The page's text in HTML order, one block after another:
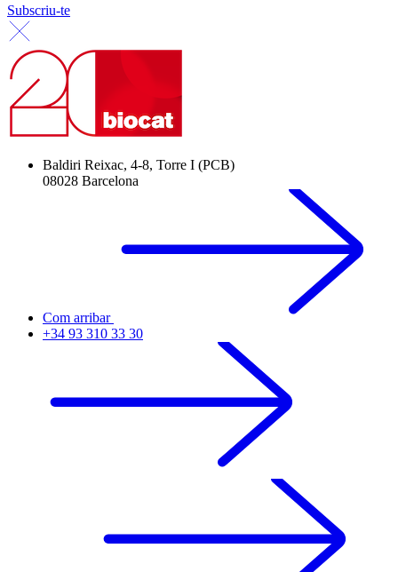
Subscriu-te
Baldiri Reixac, 4-8, Torre I (PCB)
08028 Barcelona
Com arribar
+34 93 310 33 30